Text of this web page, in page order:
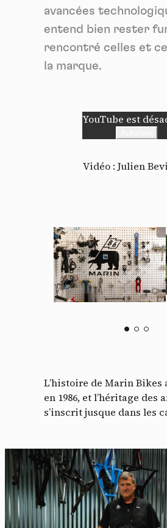
avancées
entend bien rester
rencontré celles et
la marque.
YouTube est
Vidéo : Julien
L’histoire de Marin Bikes
en 1986, et l’héritage des
s’inscrit jusque dans les